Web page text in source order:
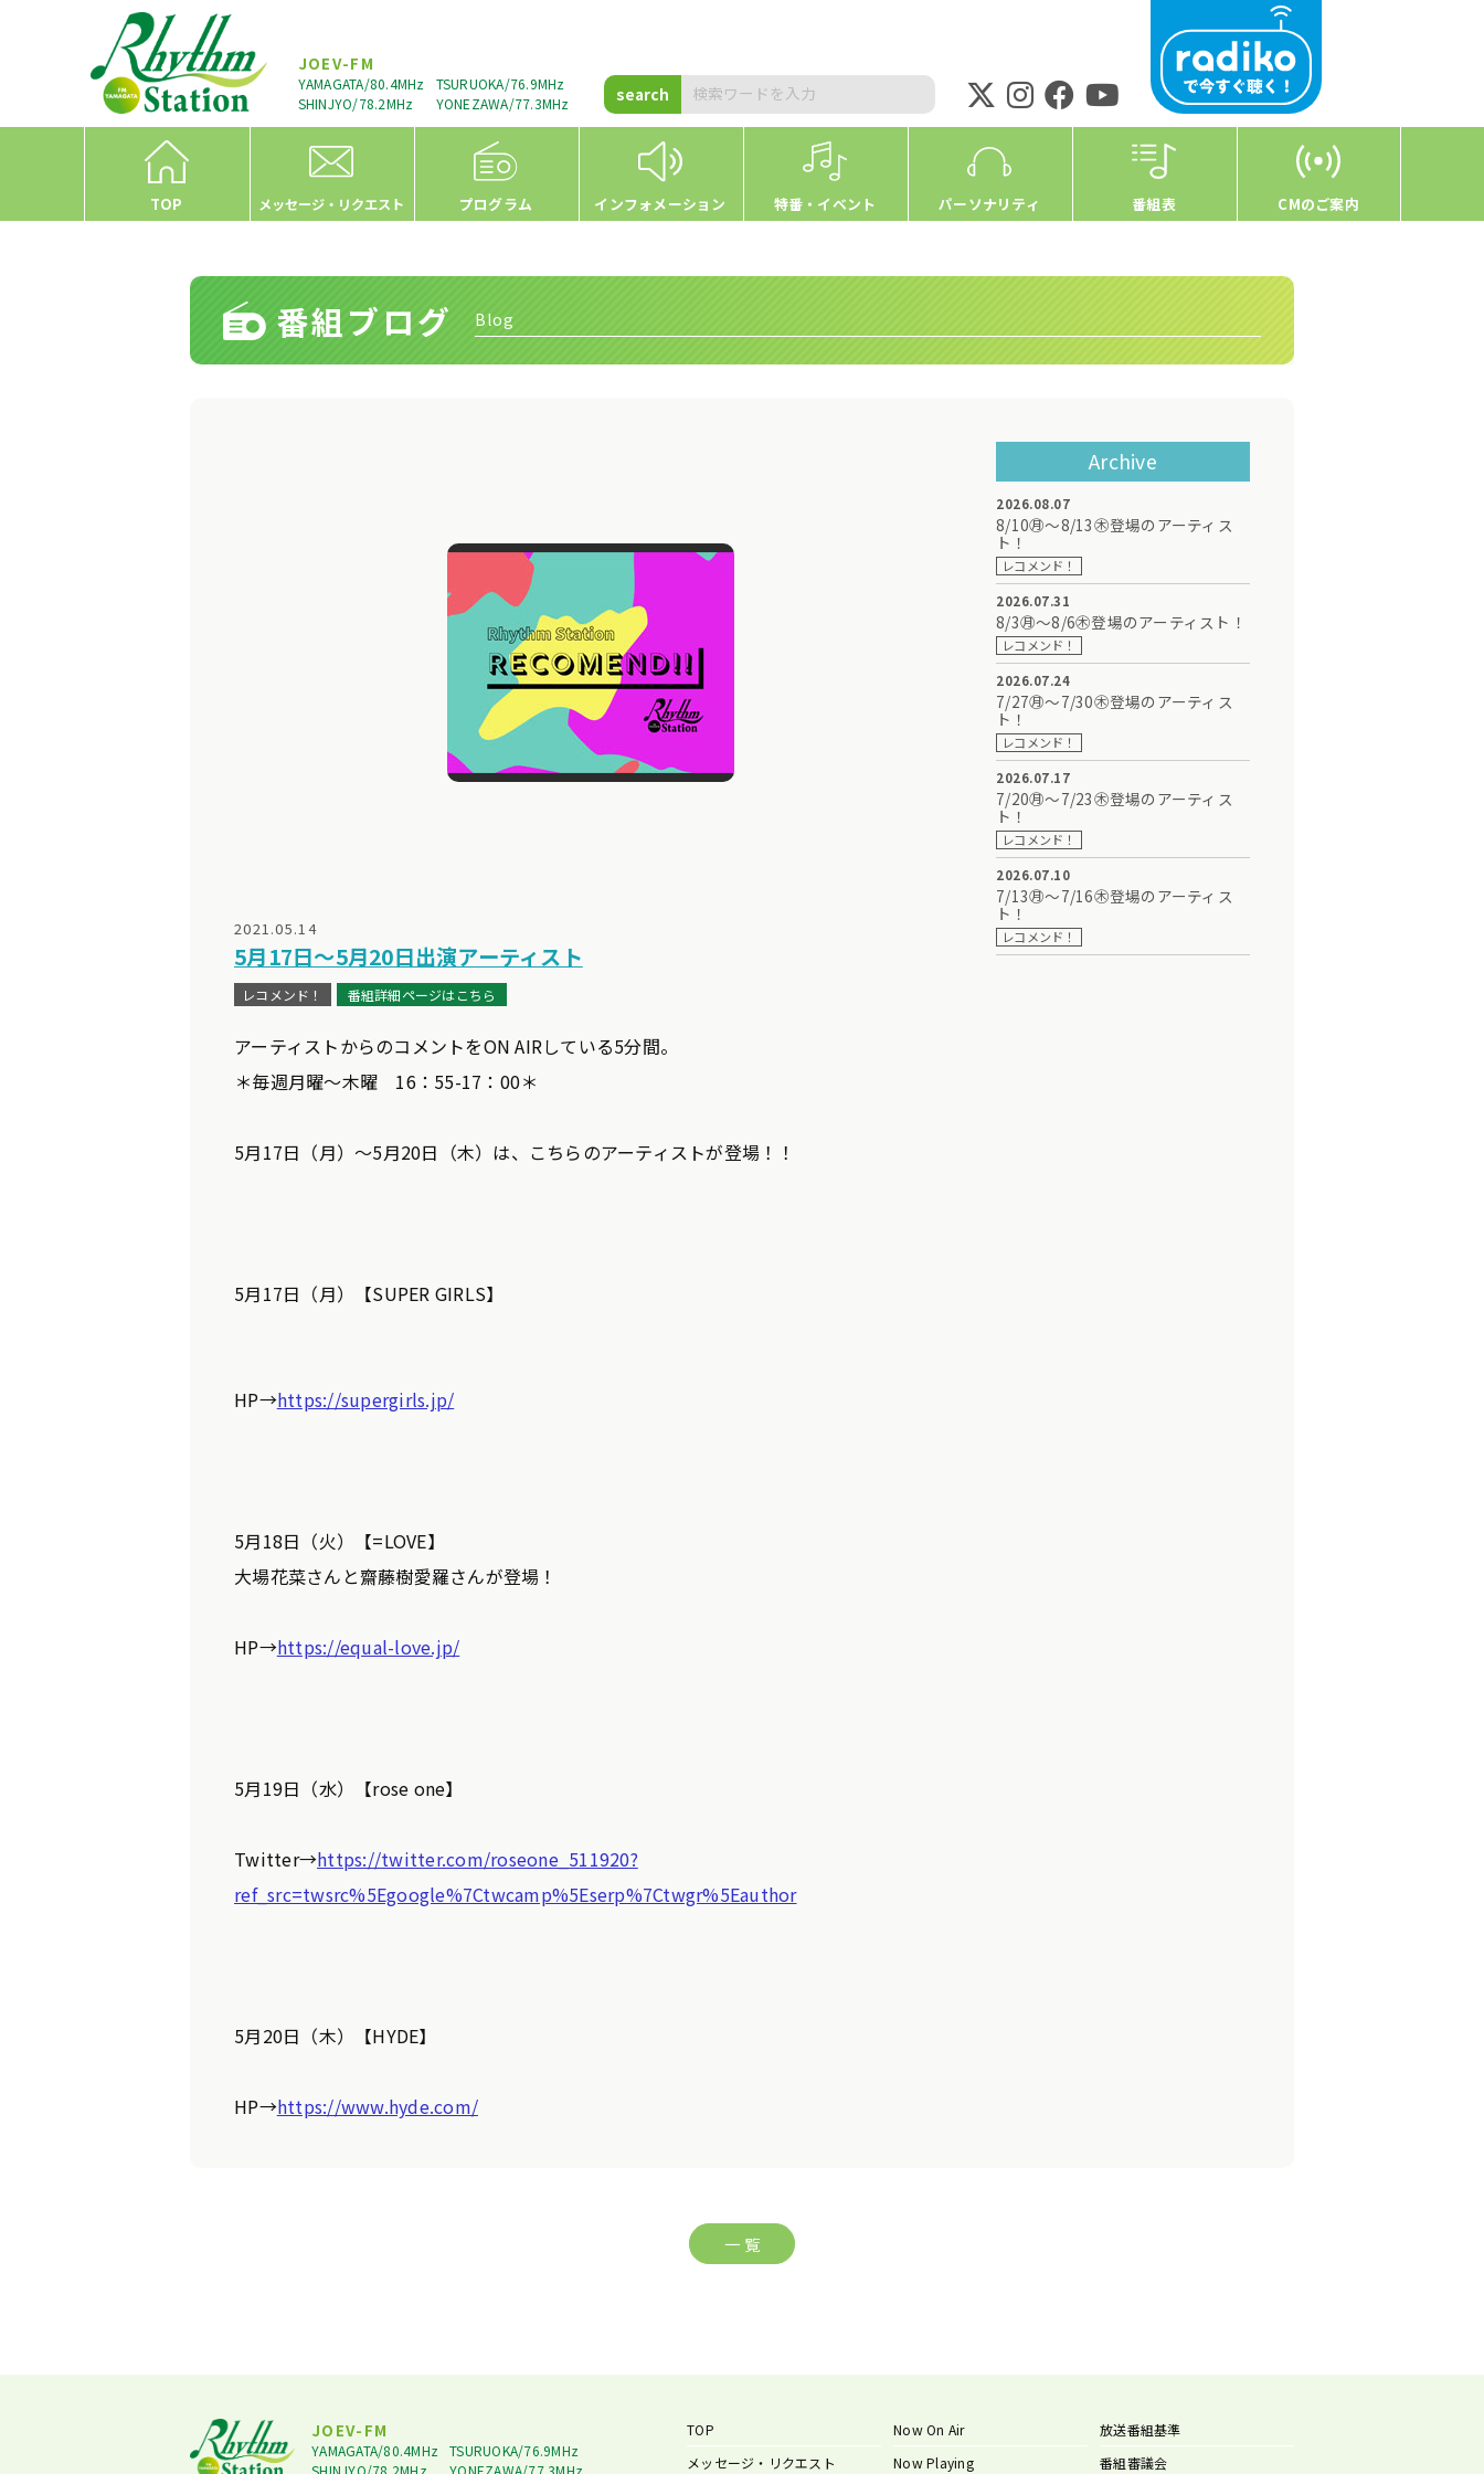
JOEV-FM
YAMAGATA/80.4MHz
TSURUOKA/76.9MHz
SHINJYO/78.2MHz
YONEZAWA/77.3MHz search
TOP メッセージ・リクエスト プログラム インフォメーション 特番・イベント パーソナリティ 番組表 CMのご案内
番組ブログ Blog
2021.05.14
5月17日～5月20日出演アーティスト
レコメンド！ 番組詳細ページはこちら
アーティストからのコメントをON AIRしている5分間。
＊毎週月曜～木曜 16：55-17：00＊
5月17日（月）～5月20日（木）は、こちらのアーティストが登場！！
5月17日（月）【SUPER GIRLS】
HP→https://supergirls.jp/
5月18日（火）【=LOVE】
大場花菜さんと齋藤樹愛羅さんが登場！
HP→https://equal-love.jp/
5月19日（水）【rose one】
Twitter→https://twitter.com/roseone_511920?
ref_src=twsrc%5Egoogle%7Ctwcamp%5Eserp%7Ctwgr%5Eauthor
5月20日（木）【HYDE】
HP→https://www.hyde.com/
Archive
2026.08.07
8/10㊊～8/13㊍登場のアーティス
ト！
レコメンド！
2026.07.31
8/3㊊～8/6㊍登場のアーティスト！
レコメンド！
2026.07.24
7/27㊊～7/30㊍登場のアーティス
ト！
レコメンド！
2026.07.17
7/20㊊～7/23㊍登場のアーティス
ト！
レコメンド！
2026.07.10
7/13㊊～7/16㊍登場のアーティス
ト！
レコメンド！
一 覧
JOEV-FM
YAMAGATA/80.4MHz
TSURUOKA/76.9MHz
SHINJYO/78.2MHz
YONEZAWA/77.3MHz
TOP
メッセージ・リクエスト
Now On Air
Now Playing
放送番組基準
番組審議会